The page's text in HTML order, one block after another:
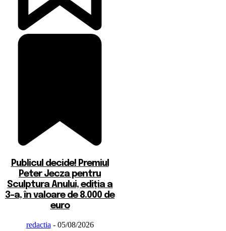
Publicul decide! Premiul
Peter Jecza pentru
Sculptura Anului, ediția a
3-a, în valoare de 8.000 de
euro
redactia - 05/08/2026